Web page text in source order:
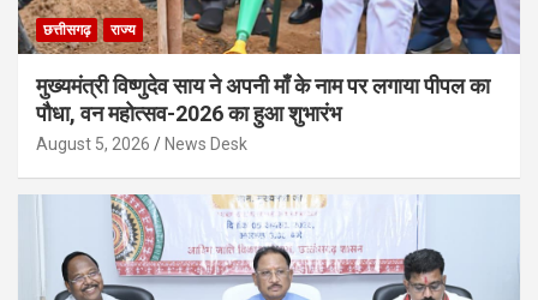
छत्तीसगढ़ राज्य
मुख्यमंत्री विष्णुदेव साय ने अपनी माँ के नाम पर लगाया पीपल का
पौधा, वन महोत्सव-2026 का हुआ शुभारंभ
August 5, 2026 News Desk